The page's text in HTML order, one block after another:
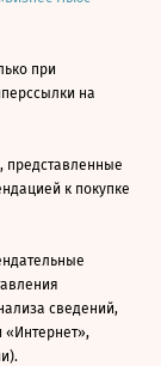
при
на
представленные
к покупке
сведений,
«Интернет»,